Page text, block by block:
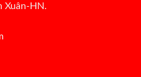
Xuân-HN.